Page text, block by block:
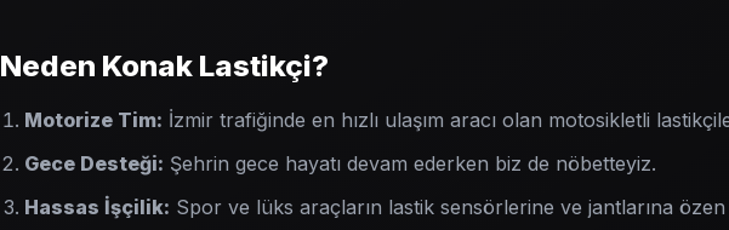
Neden Konak Lastikçi?
Motorize Tim: İzmir trafiğinde en hızlı ulaşım aracı olan motosikletli
Gece Desteği: Şehrin gece hayatı devam ederken biz de nöbetteyiz.
Hassas İşçilik: Spor ve lüks araçların lastik sensörlerine ve jantlarına